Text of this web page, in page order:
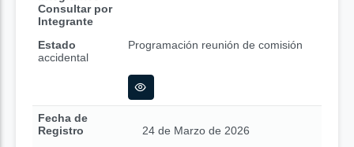
Consultar por
Integrante
Estado
Programación reunión de comisión
accidental
Fecha de
Registro
24 de Marzo de 2026